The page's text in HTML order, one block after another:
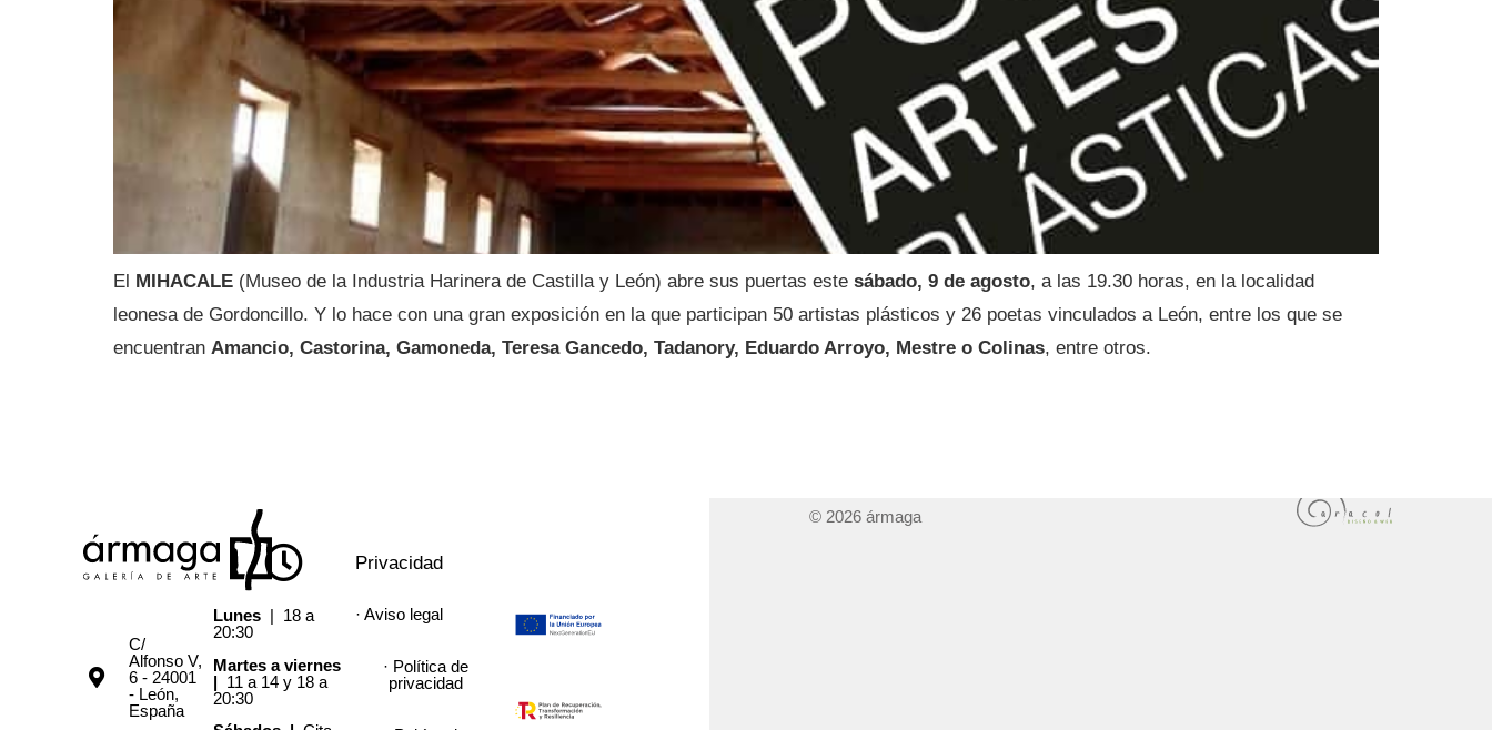
El MIHACALE (Museo de la Industria Harinera de Castilla y León) abre sus puertas este sábado, 9 de agosto, a las 19.30 horas, en la localidad
leonesa de Gordoncillo. Y lo hace con una gran exposición en la que participan 50 artistas plásticos y 26 poetas vinculados a León, entre los que se
encuentran Amancio, Castorina, Gamoneda, Teresa Gancedo, Tadanory, Eduardo Arroyo, Mestre o Colinas, entre otros.
C/
Alfonso V,
6 - 24001
- León,
España
Lunes | 18 a
20:30
Martes a viernes
| 11 a 14 y 18 a
20:30
Privacidad
· Aviso legal
· Política de
privacidad
© 2026 ármaga